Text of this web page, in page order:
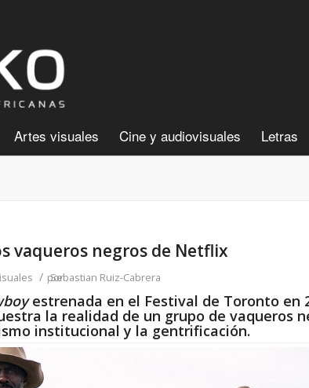
Artes visuales Cine y audiovisuales Letras
vaqueros negros de Netflix
/ por
Sebastian Ruiz-Cabrera
estrenada en el Festival de Toronto en
la realidad de un grupo de vaqueros
institucional y la gentrificación.